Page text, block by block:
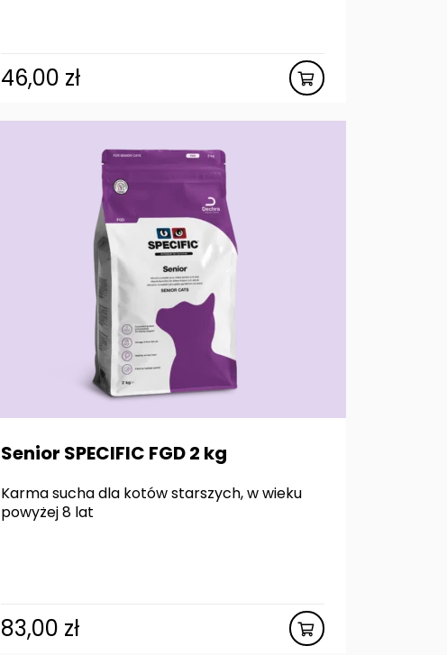
46,00 zł
Senior SPECIFIC FGD 2 kg
Karma sucha dla kotów starszych, w wieku
powyżej 8 lat
83,00 zł